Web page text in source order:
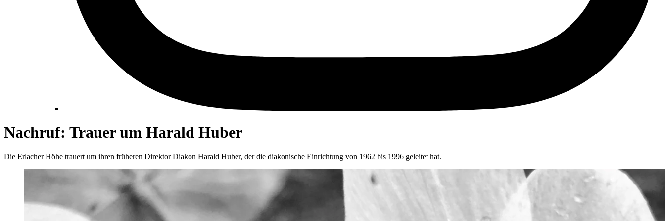
Nachruf: Trauer um Harald Huber
Die Erlacher Höhe trauert um ihren früheren Direktor Diakon Harald Huber, der die diakonische Einrichtung von 1962 bis 1996 geleitet hat.